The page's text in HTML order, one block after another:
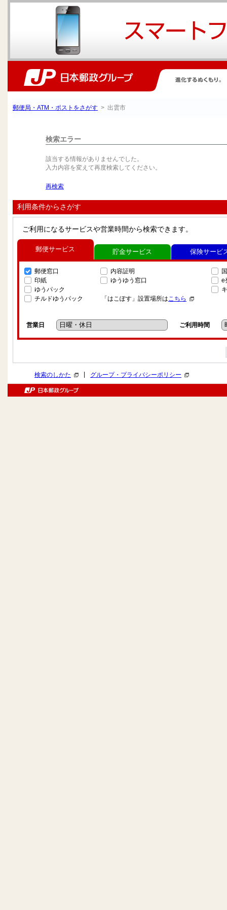
郵便局・ATM・ポストをさがす > 出雲市
検索エラー
該当する情報がありませんでした。
入力内容を変えて再度検索してください。
再検索
利用条件からさがす
ご利用になるサービスや営業時間から検索できます。
郵便サービス
郵便窓口
印紙
ゆうパック
チルドゆうパック
内容証明
ゆうゆう窓口
「はこぽす」設置場所はこちら
e
営業日 ご利用時間
貯金サービス 保険サービ
検索のしかた グループ・プライバシーポリシー